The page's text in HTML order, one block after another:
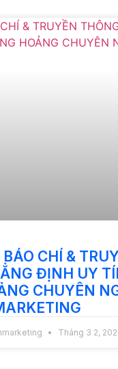
CHÍ &
ĐỊNH UY
CHUYÊN
Tháng 3 2,